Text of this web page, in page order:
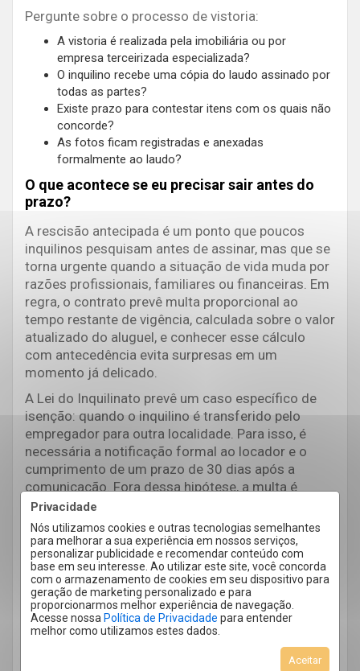
Privacidade
Nós utilizamos cookies e outras tecnologias semelhantes
para melhorar a sua experiência em nossos serviços,
personalizar publicidade e recomendar conteúdo com
base em seu interesse. Ao utilizar este site, você concorda
com o armazenamento de cookies em seu dispositivo para
geração de marketing personalizado e para
proporcionarmos melhor experiência de navegação.
Acesse nossa Política de Privacidade para entender
melhor como utilizamos estes dados.
Aceitar
Pergunte sobre o processo de vistoria:
A vistoria é realizada pela imobiliária ou por
empresa terceirizada especializada?
O inquilino recebe uma cópia do laudo assinado por
todas as partes?
Existe prazo para contestar itens com os quais não
concorde?
As fotos ficam registradas e anexadas
formalmente ao laudo?
O que acontece se eu precisar sair antes do
prazo?
A rescisão antecipada é um ponto que poucos
inquilinos pesquisam antes de assinar, mas que se
torna urgente quando a situação de vida muda por
razões profissionais, familiares ou financeiras. Em
regra, o contrato prevê multa proporcional ao
tempo restante de vigência, calculada sobre o valor
atualizado do aluguel, e conhecer esse cálculo
com antecedência evita surpresas em um
momento já delicado.
A Lei do Inquilinato prevê um caso específico de
isenção: quando o inquilino é transferido pelo
empregador para outra localidade. Para isso, é
necessária a notificação formal ao locador e o
cumprimento de um prazo de 30 dias após a
comunicação. Fora dessa hipótese, a multa é
devida, salvo negociação direta com o proprietário
mediada pela imobiliária.
Pergunte sobre rescisão:
Como é calculada a multa por rescisão antecipada
e sobre qual base de cálculo?
Existe prazo mínimo de permanência antes de
rescindir sem penalidade?